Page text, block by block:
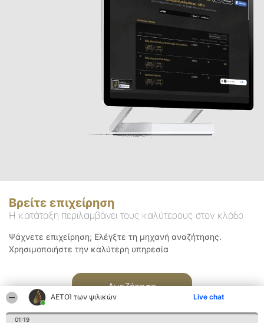
ΑΕΤΟΊ των ψιλικών Live chat
01:19
Βρείτε επιχείρηση
Η κατάταξη περιλαμβάνει τους καλύτερους στον κλάδο
Ψάχνετε επιχείρηση; Ελέγξτε τη μηχανή αναζήτησης.
Χρησιμοποιήστε την καλύτερη υπηρεσία
Αναζήτηση